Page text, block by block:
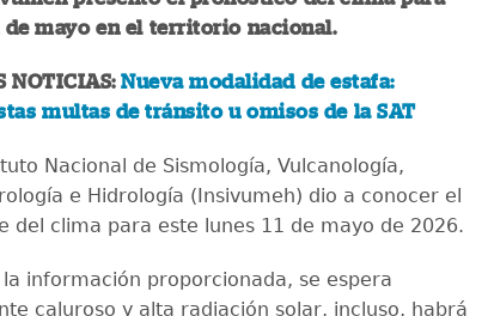
de mayo en el territorio nacional.
NOTICIAS:Nueva modalidad de estafa:
multas de tránsito u omisos de la SAT
Nacional de Sismología, Vulcanología,
e Hidrología (Insivumeh) dio a conocer el
del clima para este lunes 11 de mayo de 2026.
la información proporcionada, se espera
caluroso y alta radiación solar, incluso, habrá